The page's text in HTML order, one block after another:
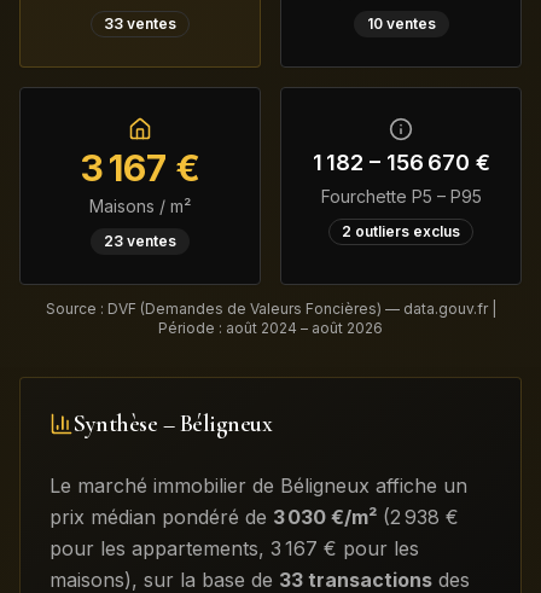
33 ventes 10ventes
3 167 €
Maisons / m²
23 ventes
1 182 – 156 670 €
Fourchette P5 – P95
2 outliers exclus
Source : DVF (Demandes de Valeurs Foncières) — data.gouv.fr |
Période : août 2024 – août 2026
Synthèse –Béligneux
Le marché immobilier de Béligneux affiche un
prix médian pondéré de 3 030 €/m² (2 938 €
pour les appartements, 3 167 € pour les
maisons), sur la base de 33 transactions des